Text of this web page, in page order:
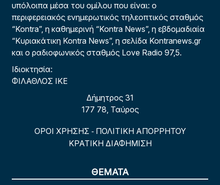
υπόλοιπα μέσα του ομίλου που είναι: ο
περιφερειακός ενημερωτικός τηλεοπτικός σταθμός
“Kontra”, η καθημερινή “Kontra News”, η εβδομαδιαία
“Κυριακάτικη Kontra News”, η σελίδα Kontranews.gr
και ο ραδιοφωνικός σταθμός Love Radio 97,5.
Ιδιοκτησία:
ΦΙΛΑΘΛΟΣ ΙΚΕ
Δήμητρος 31
177 78, Ταύρος
ΟΡΟΙ ΧΡΗΣΗΣ - ΠΟΛΙΤΙΚΗ ΑΠΟΡΡΗΤΟΥ
ΚΡΑΤΙΚΗ ΔΙΑΦΗΜΙΣΗ
ΘΕΜΑΤΑ